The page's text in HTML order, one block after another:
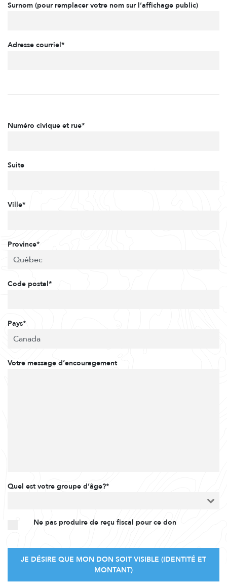
Surnom (pour remplacer votre nom sur l’affichage public)
Adresse courriel*
Numéro civique et rue*
Suite
Ville*
Province*
Code postal*
Pays*
Votre message d’encouragement
Quel est votre groupe d’âge?*
Ne pas produire de reçu fiscal pour ce don
JE DÉSIRE QUE MON DON SOIT VISIBLE (IDENTITÉ ET
MONTANT)